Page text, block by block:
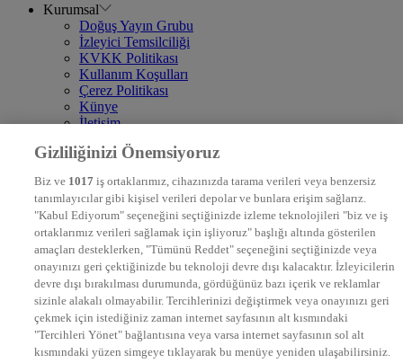
Kurumsal
Doğuş Yayın Grubu
İzleyici Temsilciliği
KVKK Politikası
Kullanım Koşulları
Çerez Politikası
Künye
İletişim
DYG Televizyonlar
STAR
EURO STAR
KRAL POP TV
DYG Radyolar
NTV RADYO
KRAL FM
KRAL POP
EKSEN
VOYAGE
DYG Dijital
ntv.com.tr
Gizliliğinizi Önemsiyoruz
Biz ve 1017 iş ortaklarımız, cihazınızda tarama verileri veya benzersiz
tanımlayıcılar gibi kişisel verileri depolar ve bunlara erişim sağlarız.
"Kabul Ediyorum" seçeneğini seçtiğinizde izleme teknolojileri "biz ve iş
ortaklarımız verileri sağlamak için işliyoruz" başlığı altında gösterilen
amaçları desteklerken, "Tümünü Reddet" seçeneğini seçtiğinizde veya
onayınızı geri çektiğinizde bu teknoloji devre dışı kalacaktır. İzleyicilerin
devre dışı bırakılması durumunda, gördüğünüz bazı içerik ve reklamlar
sizinle alakalı olmayabilir. Tercihlerinizi değiştirmek veya onayınızı geri
çekmek için istediğiniz zaman internet sayfasının alt kısmındaki
"Tercihleri Yönet" bağlantısına veya varsa internet sayfasının sol alt
kısmındaki yüzen simgeye tıklayarak bu menüye yeniden ulaşabilirsiniz.